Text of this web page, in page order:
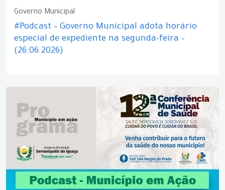
Governo Municipal
#Podcast – Governo Municipal adota horário
especial de expediente na segunda-feira –
(26.06.2026)